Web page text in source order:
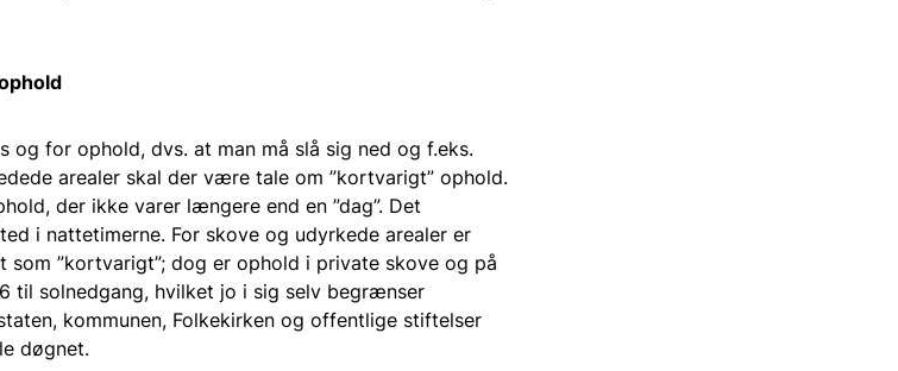
for ophold, dvs. at man må slå sig ned og f.eks.
arealer skal der være tale om ”kortvarigt” ophold.
der ikke varer længere end en ”dag”. Det
i nattetimerne. For skove og udyrkede arealer er
”kortvarigt”; dog er ophold i private skove og på
til solnedgang, hvilket jo i sig selv begrænser
kommunen, Folkekirken og offentlige stiftelser
døgnet.